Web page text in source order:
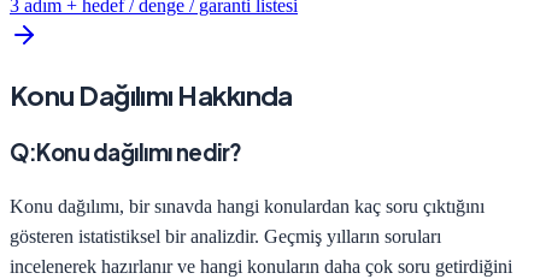
3 adım + hedef / denge / garanti listesi
Konu Dağılımı Hakkında
Q:Konu dağılımı nedir?
Konu dağılımı, bir sınavda hangi konulardan kaç soru çıktığını
gösteren istatistiksel bir analizdir. Geçmiş yılların soruları
incelenerek hazırlanır ve hangi konuların daha çok soru getirdiğini